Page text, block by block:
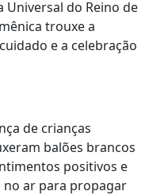
Universal do Reino de
trouxe a
e a celebração
de crianças
balões brancos
positivos e
no ar para propagar